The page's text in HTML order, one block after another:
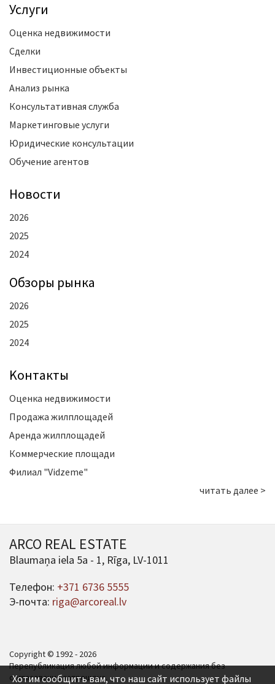
Услуги
Оценка недвижимости
Сделки
Инвестиционные объекты
Анализ рынка
Консультативная служба
Маркетинговые услуги
Юридические консультации
Обучение агентов
Новости
2026
2025
2024
Oбзоры рынка
2026
2025
2024
Kонтакты
Оценка недвижимости
Продажа жилплощадей
Аренда жилплощадей
Коммерческие площади
Филиал "Vidzeme"
читать далее >
ARCO REAL ESTATE
Blaumaņa iela 5a - 1, Rīga, LV-1011
Телефон: +371 6736 5555
Э-почта: riga@arcoreal.lv
Copyright © 1992 - 2026
Перепубликация любой информации и содержания без
согласования запрещена.
Хотим сообщить вам, что наш сайт использует файлы